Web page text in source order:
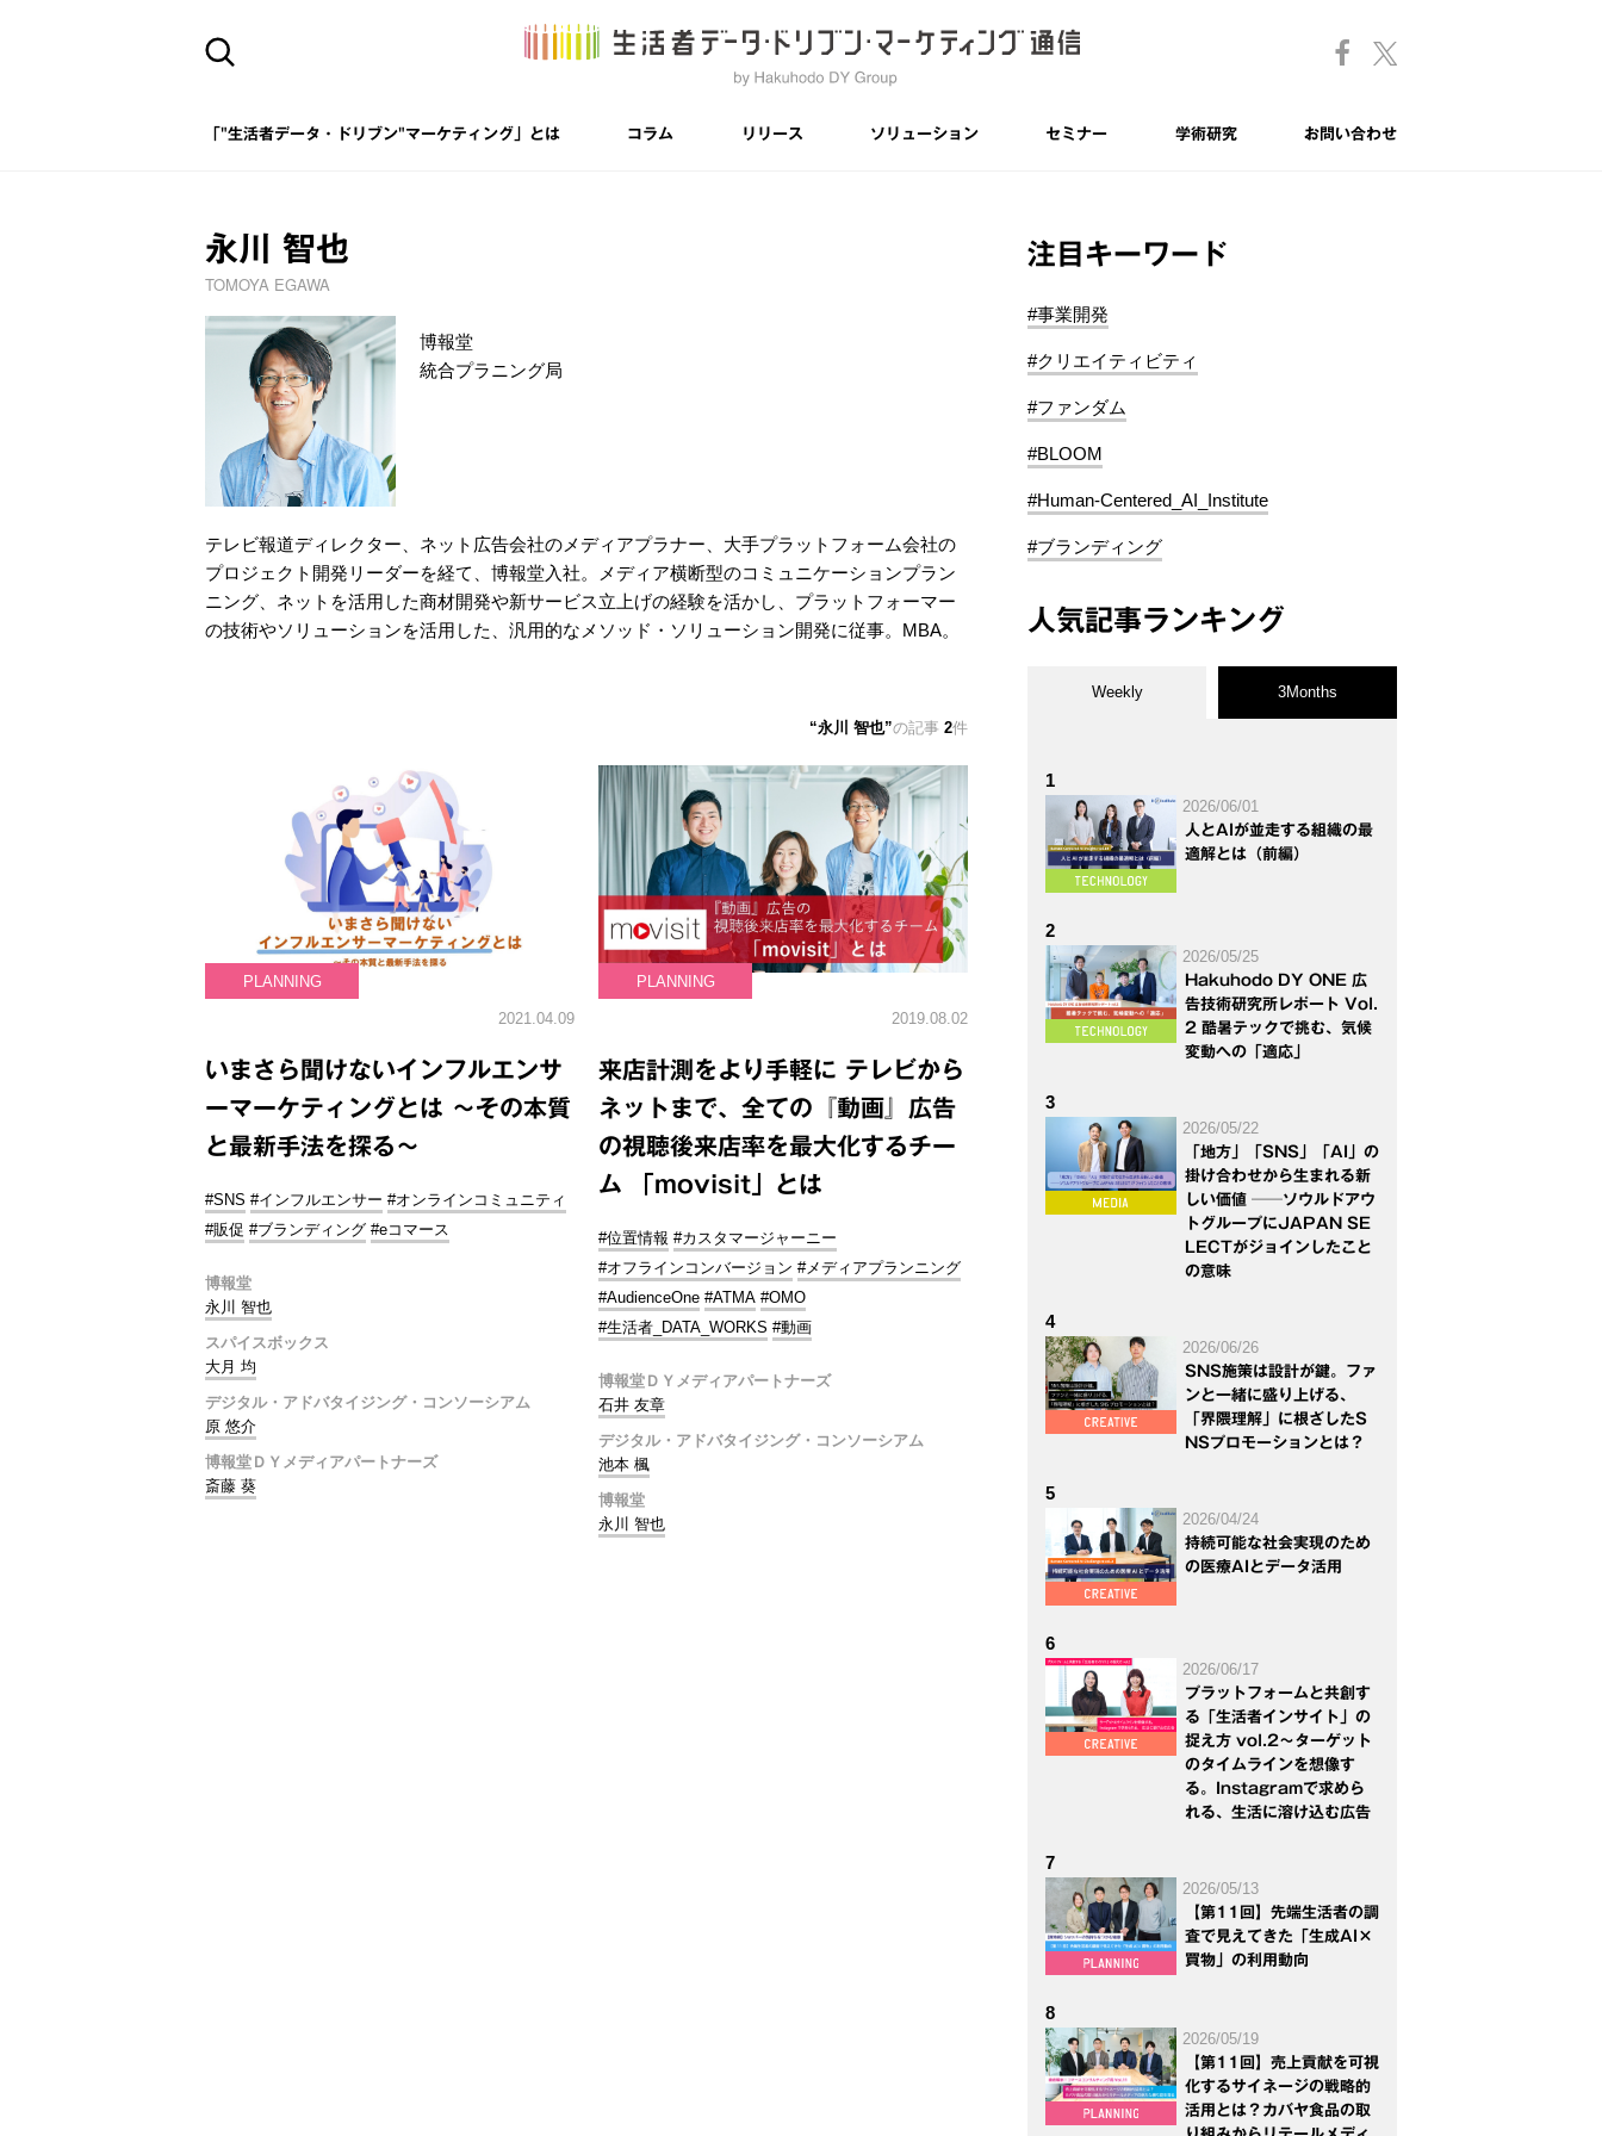
「"生活者データ・ドリブン"マーケティング」とは コラム リリース ソリューション セミナー 学術研究 お問い合わせ
永川 智也
TOMOYA EGAWA
博報堂
統合プラニング局
テレビ報道ディレクター、ネット広告会社のメディアプラナー、大手プラットフォーム会社の
プロジェクト開発リーダーを経て、博報堂入社。メディア横断型のコミュニケーションプラン
ニング、ネットを活用した商材開発や新サービス立上げの経験を活かし、プラットフォーマー
の技術やソリューションを活用した、汎用的なメソッド・ソリューション開発に従事。MBA。
永川 智也 の記事 2件
PLANNING
2021.04.09
いまさら聞けないインフルエンサ
ーマーケティングとは ～その本質
と最新手法を探る～
#SNS #インフルエンサー #オンラインコミュニティ
#販促 #ブランディング #eコマース
博報堂
永川 智也
スパイスボックス
大月 均
デジタル・アドバタイジング・コンソーシアム
原 悠介
博報堂ＤＹメディアパートナーズ
斎藤 葵
PLANNING
2019.08.02
来店計測をより手軽に テレビから
ネットまで、全ての『動画』広告
の視聴後来店率を最大化するチー
ム 「movisit」とは
#位置情報 #カスタマージャーニー
#オフラインコンバージョン #メディアプランニング
#AudienceOne #ATMA #OMO
#生活者_DATA_WORKS #動画
博報堂ＤＹメディアパートナーズ
石井 友章
デジタル・アドバタイジング・コンソーシアム
池本 楓
博報堂
永川 智也
注目キーワード
#事業開発
#クリエイティビティ
#ファンダム
#BLOOM
#Human-Centered_AI_Institute
#ブランディング
人気記事ランキング
Weekly 3Months
1
2026/06/01
人とAIが並走する組織の最
適解とは（前編）
2
2026/05/25
Hakuhodo DY ONE 広
告技術研究所レポート Vol.
2 酷暑テックで挑む、気候
変動への「適応」
3
2026/05/22
「地方」「SNS」「AI」の
掛け合わせから生まれる新
しい価値 ──ソウルドアウ
トグループにJAPAN SE
LECTがジョインしたこと
の意味
4
2026/06/26
SNS施策は設計が鍵。ファ
ンと一緒に盛り上げる、
「界隈理解」に根ざしたS
NSプロモーションとは？
5
2026/04/24
持続可能な社会実現のため
の医療AIとデータ活用
6
2026/06/17
プラットフォームと共創す
る「生活者インサイト」の
捉え方 vol.2～ターゲット
のタイムラインを想像す
る。Instagramで求めら
れる、生活に溶け込む広告
7
2026/05/13
【第11回】先端生活者の調
査で見えてきた「生成AI×
買物」の利用動向
8
2026/05/19
【第11回】売上貢献を可視
化するサイネージの戦略的
活用とは？カバヤ食品の取